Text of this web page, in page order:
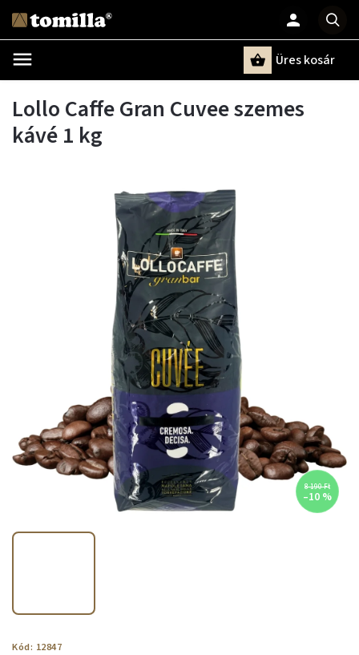
Üres kosár
Lollo Caffe Gran Cuvee szemes
kávé 1 kg
8 190 Ft
–10 %
Kód: 12847